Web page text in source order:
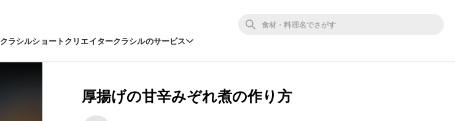
クラシルショートクリエイタークラシルのサービス
厚揚げの甘辛みぞれ煮の作り方